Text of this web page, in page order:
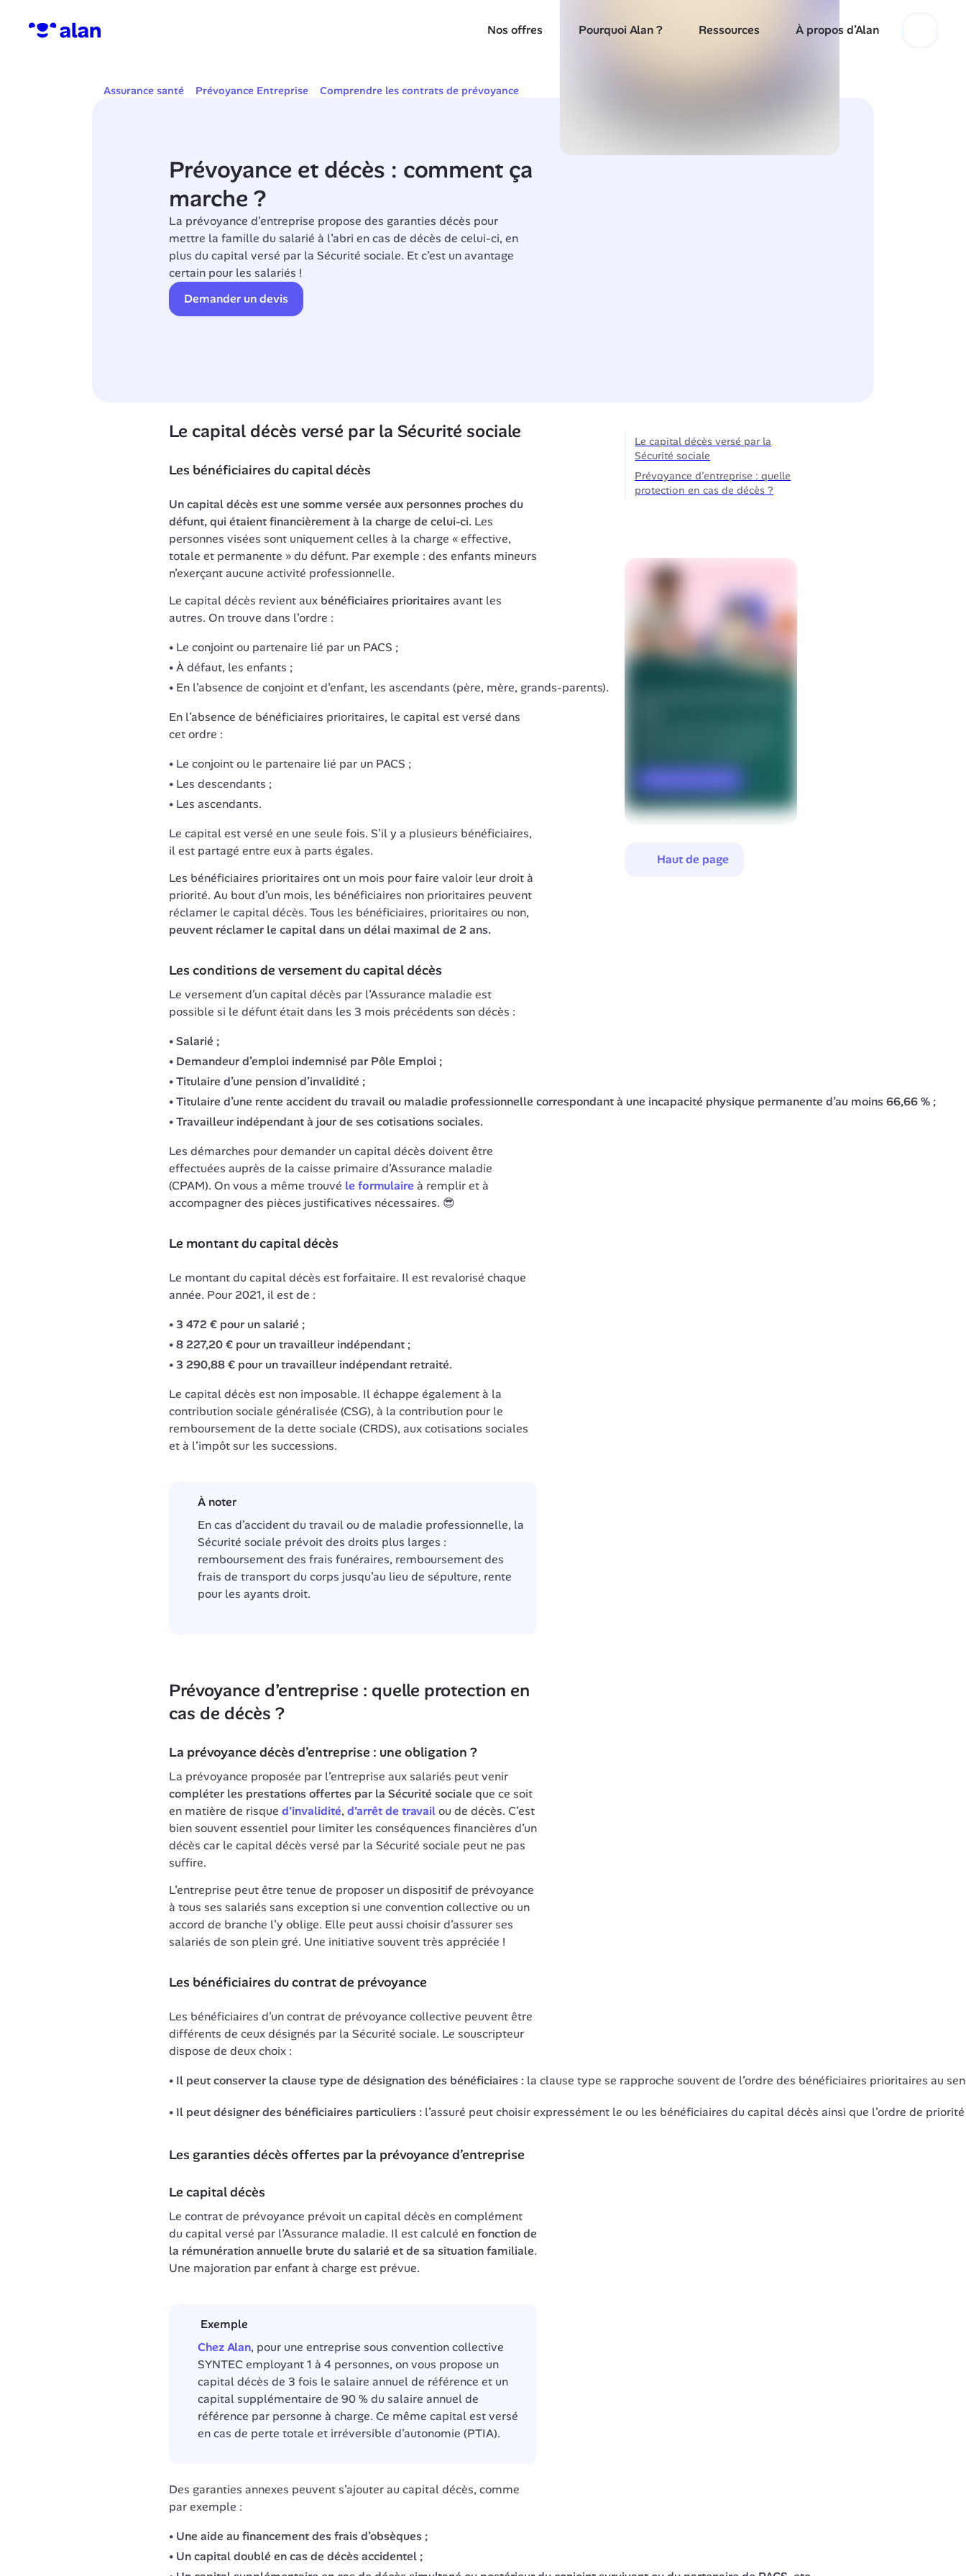
Nos offres Pourquoi Alan ? Ressources À propos d’Alan
Assurance santé Prévoyance Entreprise Comprendre les contrats de prévoyance
Prévoyance et décès : comment ça
marche ?
La prévoyance d’entreprise propose des garanties décès pour
mettre la famille du salarié à l’abri en cas de décès de celui-ci, en
plus du capital versé par la Sécurité sociale. Et c’est un avantage
certain pour les salariés !
Demander un devis
Le capital décès versé par la Sécurité sociale
Les bénéficiaires du capital décès
Un capital décès est une somme versée aux personnes proches du
défunt, qui étaient financièrement à la charge de celui-ci. Les
personnes visées sont uniquement celles à la charge « effective,
totale et permanente » du défunt. Par exemple : des enfants mineurs
n’exerçant aucune activité professionnelle.
Le capital décès revient aux bénéficiaires prioritaires avant les
autres. On trouve dans l’ordre :
Le conjoint ou partenaire lié par un PACS ;
À défaut, les enfants ;
En l’absence de conjoint et d’enfant, les ascendants (père, mère, grands-parents).
En l’absence de bénéficiaires prioritaires, le capital est versé dans
cet ordre :
Le conjoint ou le partenaire lié par un PACS ;
Les descendants ;
Les ascendants.
Le capital est versé en une seule fois. S’il y a plusieurs bénéficiaires,
il est partagé entre eux à parts égales.
Les bénéficiaires prioritaires ont un mois pour faire valoir leur droit à
priorité. Au bout d’un mois, les bénéficiaires non prioritaires peuvent
réclamer le capital décès. Tous les bénéficiaires, prioritaires ou non,
peuvent réclamer le capital dans un délai maximal de 2 ans.
Les conditions de versement du capital décès
Le versement d’un capital décès par l’Assurance maladie est
possible si le défunt était dans les 3 mois précédents son décès :
Salarié ;
Demandeur d’emploi indemnisé par Pôle Emploi ;
Titulaire d’une pension d’invalidité ;
Titulaire d’une rente accident du travail ou maladie professionnelle correspondant à une incapacité physique permanente d’au moins 66,66 % ;
Travailleur indépendant à jour de ses cotisations sociales.
Les démarches pour demander un capital décès doivent être
effectuées auprès de la caisse primaire d’Assurance maladie
(CPAM). On vous a même trouvé le formulaire à remplir et à
accompagner des pièces justificatives nécessaires. 😎
Le montant du capital décès
Le montant du capital décès est forfaitaire. Il est revalorisé chaque
année. Pour 2021, il est de :
3 472 € pour un salarié ;
8 227,20 € pour un travailleur indépendant ;
3 290,88 € pour un travailleur indépendant retraité.
Le capital décès est non imposable. Il échappe également à la
contribution sociale généralisée (CSG), à la contribution pour le
remboursement de la dette sociale (CRDS), aux cotisations sociales
et à l’impôt sur les successions.
À noter
En cas d’accident du travail ou de maladie professionnelle, la
Sécurité sociale prévoit des droits plus larges :
remboursement des frais funéraires, remboursement des
frais de transport du corps jusqu’au lieu de sépulture, rente
pour les ayants droit.
Prévoyance d’entreprise : quelle protection en
cas de décès ?
La prévoyance décès d’entreprise : une obligation ?
La prévoyance proposée par l’entreprise aux salariés peut venir
compléter les prestations offertes par la Sécurité sociale que ce soit
en matière de risque d’invalidité, d’arrêt de travail ou de décès. C’est
bien souvent essentiel pour limiter les conséquences financières d’un
décès car le capital décès versé par la Sécurité sociale peut ne pas
suffire.
L’entreprise peut être tenue de proposer un dispositif de prévoyance
à tous ses salariés sans exception si une convention collective ou un
accord de branche l’y oblige. Elle peut aussi choisir d’assurer ses
salariés de son plein gré. Une initiative souvent très appréciée !
Les bénéficiaires du contrat de prévoyance
Les bénéficiaires d’un contrat de prévoyance collective peuvent être
différents de ceux désignés par la Sécurité sociale. Le souscripteur
dispose de deux choix :
Il peut conserver la clause type de désignation des bénéficiaires :la clause type se rapproche souvent de l’ordre des bénéficiaires prioritaires au
Il peut désigner des bénéficiaires particuliers :l’assuré peut choisir expressément le ou les bénéficiaires du capital décès ainsi que l’ordre de
Les garanties décès offertes par la prévoyance d’entreprise
Le contrat de prévoyance prévoit un capital décès en complément
du capital versé par l’Assurance maladie. Il est calculé en fonction de
la rémunération annuelle brute du salarié et de sa situation familiale.
Une majoration par enfant à charge est prévue.
️ Exemple
Chez Alan, pour une entreprise sous convention collective
SYNTEC employant 1 à 4 personnes, on vous propose un
capital décès de 3 fois le salaire annuel de référence et un
capital supplémentaire de 90 % du salaire annuel de
référence par personne à charge. Ce même capital est versé
en cas de perte totale et irréversible d’autonomie (PTIA).
Des garanties annexes peuvent s’ajouter au capital décès, comme
Une aide au financement des frais d’obsèques ;
Un capital doublé en cas de décès accidentel ;
Le capital décès versé par la
Sécurité sociale
Prévoyance d’entreprise : quelle
protection en cas de décès ?
Haut de page